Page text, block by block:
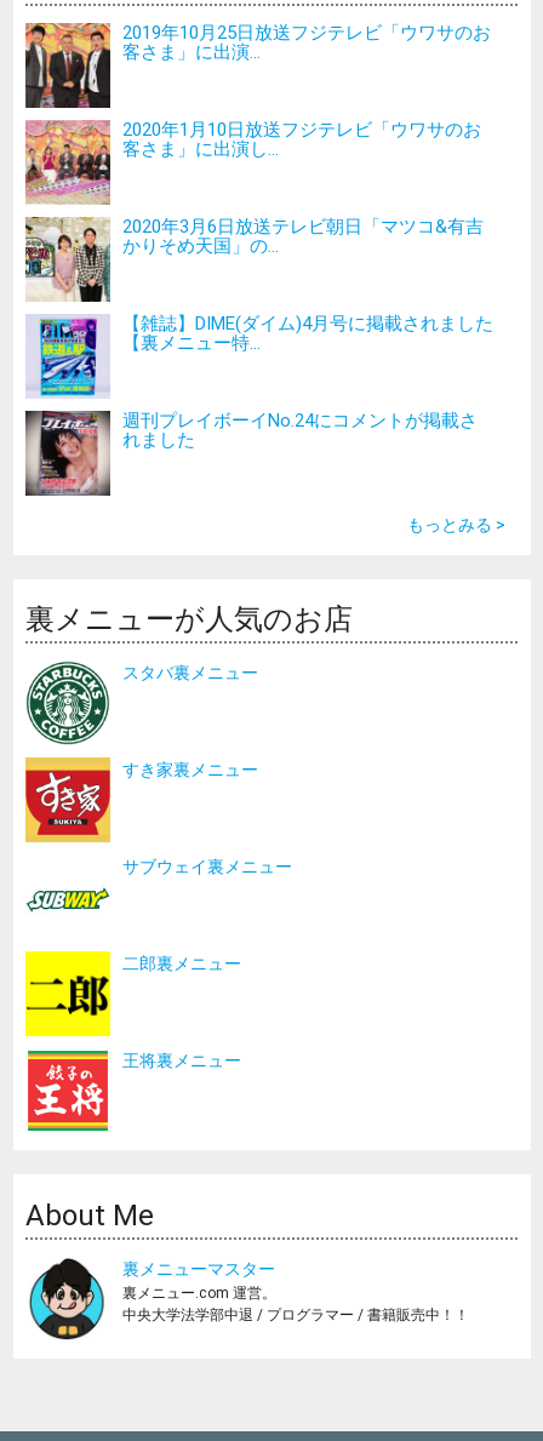
2019年10月25日放送フジテレビ「ウワサのお
客さま」に出演...
2020年1月10日放送フジテレビ「ウワサのお
客さま」に出演し...
2020年3月6日放送テレビ朝日「マツコ&有吉
かりそめ天国」の...
【雑誌】DIME(ダイム)4月号に掲載されました
【裏メニュー特...
週刊プレイボーイNo.24にコメントが掲載さ
れました
もっとみる >
裏メニューが人気のお店
スタバ裏メニュー
すき家裏メニュー
サブウェイ裏メニュー
二郎裏メニュー
王将裏メニュー
About Me
裏メニューマスター
裏メニュー.com 運営。
中央大学法学部中退 / プログラマー / 書籍販売中！！